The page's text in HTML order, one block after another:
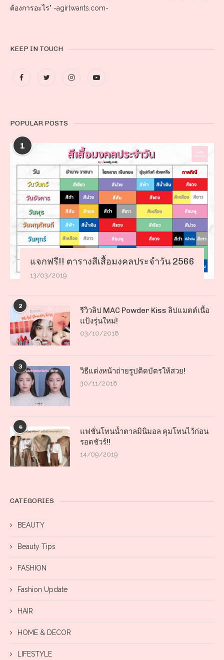
ต้องการอะไร" -agirlwants.com-
KEEP IN TOUCH
POPULAR POSTS
1
แจกฟรี!! ตารางสีเสื้อมงคลประจำวัน 2566
13/03/2019
2
รีวิวลิป MAC Powder Kiss ลิปแมตต์เนื้อ
แป้งรุ่นใหม่!
03/10/2018
3 วิธีแต่งหน้าถ่ายรูปติดบัตรให้สวย!
30/11/2018
4
แฟชั่นโทนน้ำตาลมินิมอล คุมโทนไว้ก่อน
รอดชัวร์!!
14/09/2019
CATEGORIES
BEAUTY
Beauty Tips
FASHION
Fashion Update
HAIR
HOME & DECOR
LIFESTYLE